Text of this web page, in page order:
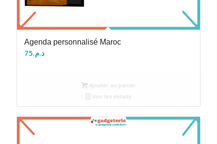
Agenda personnalisé Maroc
د.م.75
Ajouter au panier
Voir les détails